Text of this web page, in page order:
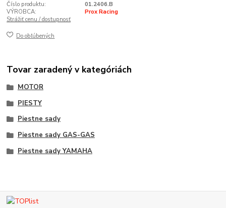
Číslo produktu:
01.2406.B
VÝROBCA:
Prox Racing
Strážiť cenu / dostupnosť
Do obľúbených
Tovar zaradený v kategóriách
MOTOR
PIESTY
Piestne sady
Piestne sady GAS-GAS
Piestne sady YAMAHA